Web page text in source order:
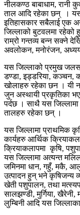
नीलकण्ठ बाबाधाम, रानी
ताल आदि रहेका छन् ।
इतिहासकार सबैलाई एक
जिल्लाको बुटवलमा रहेको
राम्रो गन्तव्य बन्न सक्ने
अवलोकन, मनोरंजन,
यस जिल्लाको प्रमुख
डण्डा, इड्डरिया, कञ्चन,
खोलाहरु रहेका छन । यी
जुन अस्थायी प्रकृतिका
पर्दछ । साथै यस
तालहरु रहेका छन् ।
यस जिल्लामा प्राथमिक
कार्यहरु आर्थिक
क्रियाकलापमा कृषि,
यस जिल्लामा अत्यन्त
जमिनमा धान, गहुँ, मकै,
उत्पादन हुन् भने कृषिजन्य
खेती पशुपालन, तथा
सालझण्डी, मुर्गिया, खैरेनी,
लुम्बिनी आदि यस